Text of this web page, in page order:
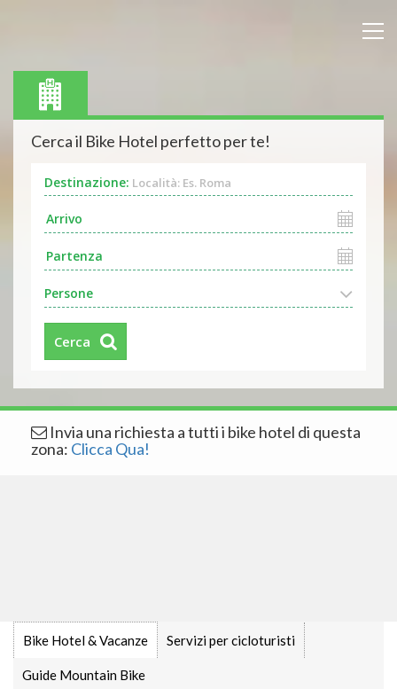
Cerca il Bike Hotel perfetto per te!
Destinazione: Località: Es. Roma
Persone
Cerca
Invia una richiesta a tutti i bike hotel di questa
zona: Clicca Qua!
Bike Hotel & Vacanze Servizi per cicloturisti
Guide Mountain Bike